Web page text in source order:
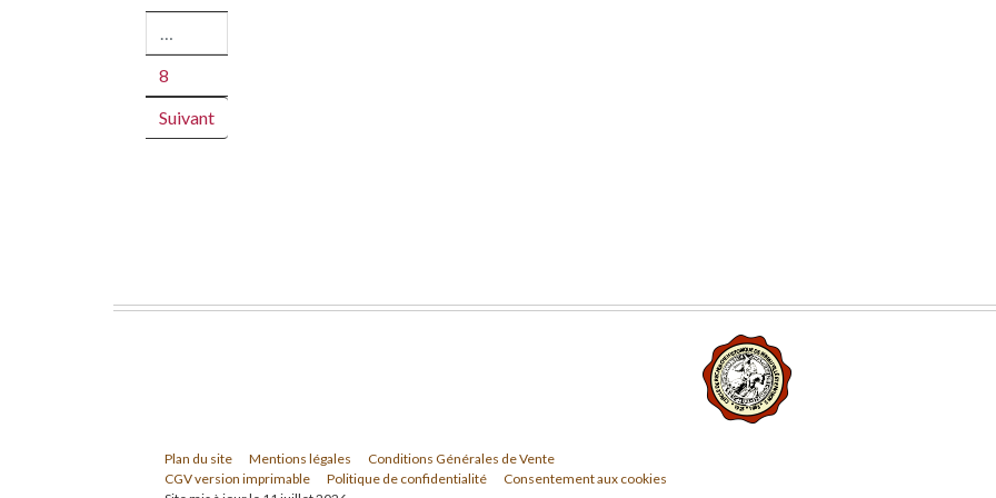
…
8
Suivant
Plan du site Mentions légales
Conditions Générales de Vente
CGV version imprimable
Politique de confidentialité
Consentement aux cookies